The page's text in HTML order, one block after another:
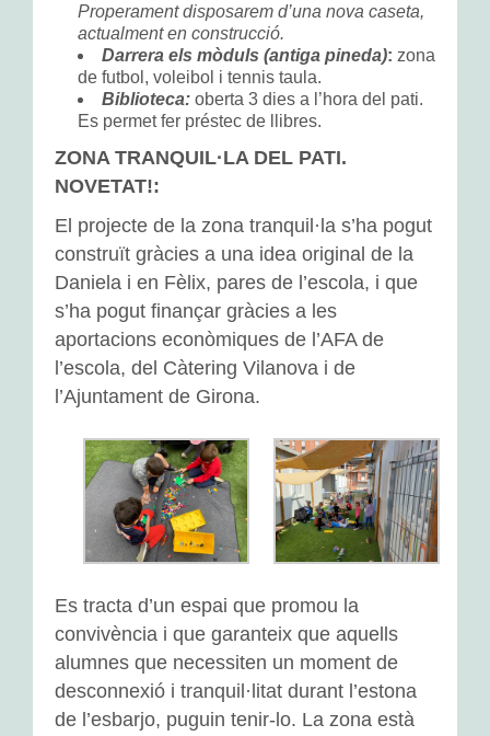
Propostes a l’exterior
EDUCACIÓ PRIMÀRIA
Activitats d’aula
Espais d’aprenentatge
Tallers d’Art
Padrins lectors
ACTIVITATS D’ESCOLA
Aules obertes
Projecte família-escola
Projecte infància-vellesa
Les festes
ESPAIS DE L’ESCOLA
L’aula de referència
Expressió
Properament disposarem d’una nova caseta,
actualment en construcció.
Darrera els mòduls (antiga pineda): zona
de futbol, voleibol i tennis taula.
Biblioteca: oberta 3 dies a l’hora del pati.
Es permet fer préstec de llibres.
ZONA TRANQUIL·LA DEL PATI.
NOVETAT!:
El projecte de la zona tranquil·la s’ha pogut
construït gràcies a una idea original de la
Daniela i en Fèlix, pares de l’escola, i que
s’ha pogut finançar gràcies a les
aportacions econòmiques de l’AFA de
l’escola, del Càtering Vilanova i de
l’Ajuntament de Girona.
Es tracta d’un espai que promou la
convivència i que garanteix que aquells
alumnes que necessiten un moment de
desconnexió i tranquil·litat durant l’estona
de l’esbarjo, puguin tenir-lo. La zona està